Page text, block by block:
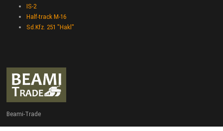
IS-2
Half-track M-16
Sd.Kfz. 251 "Hakl"
Beami-Trade